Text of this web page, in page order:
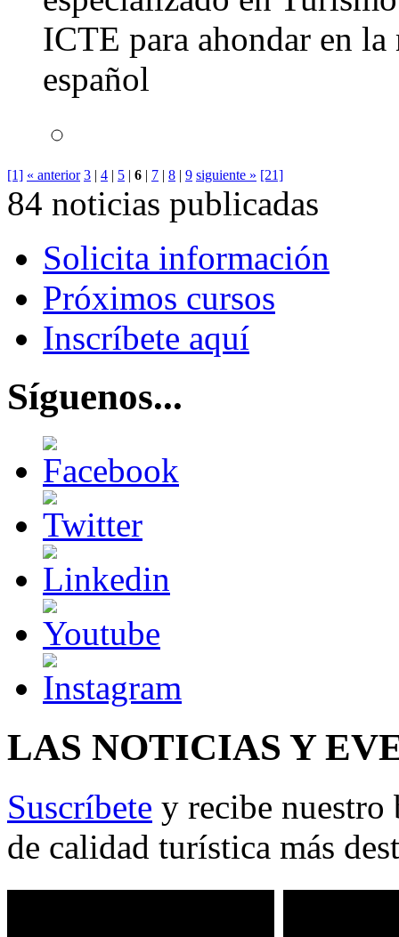
ICTE para ahondar en
español
[1] « anterior 3 | 4 | 5 | 6 | 7 | 8 | 9 siguiente » [21]
84 noticias publicadas
Solicita información
Próximos cursos
Inscríbete aquí
Síguenos...
LAS NOTICIAS Y
Suscríbete y recibe nuestro
de calidad turística más